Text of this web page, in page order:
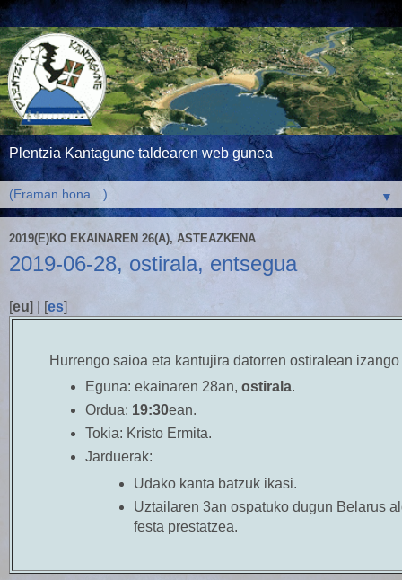
Plentzia Kantagune taldearen web gunea
▼
2019(E)KO EKAINAREN 26(A), ASTEAZKENA
2019-06-28, ostirala, entsegua
[eu] | [es]
Hurrengo saioa eta kantujira datorren ostiralean
Eguna: ekainaren 28an, ostirala.
Ordua: 19:30ean.
Tokia: Kristo Ermita.
Jarduerak:
Udako kanta batzuk ikasi.
Uztailaren 3an ospatuko dugun Belarus
festa prestatzea.